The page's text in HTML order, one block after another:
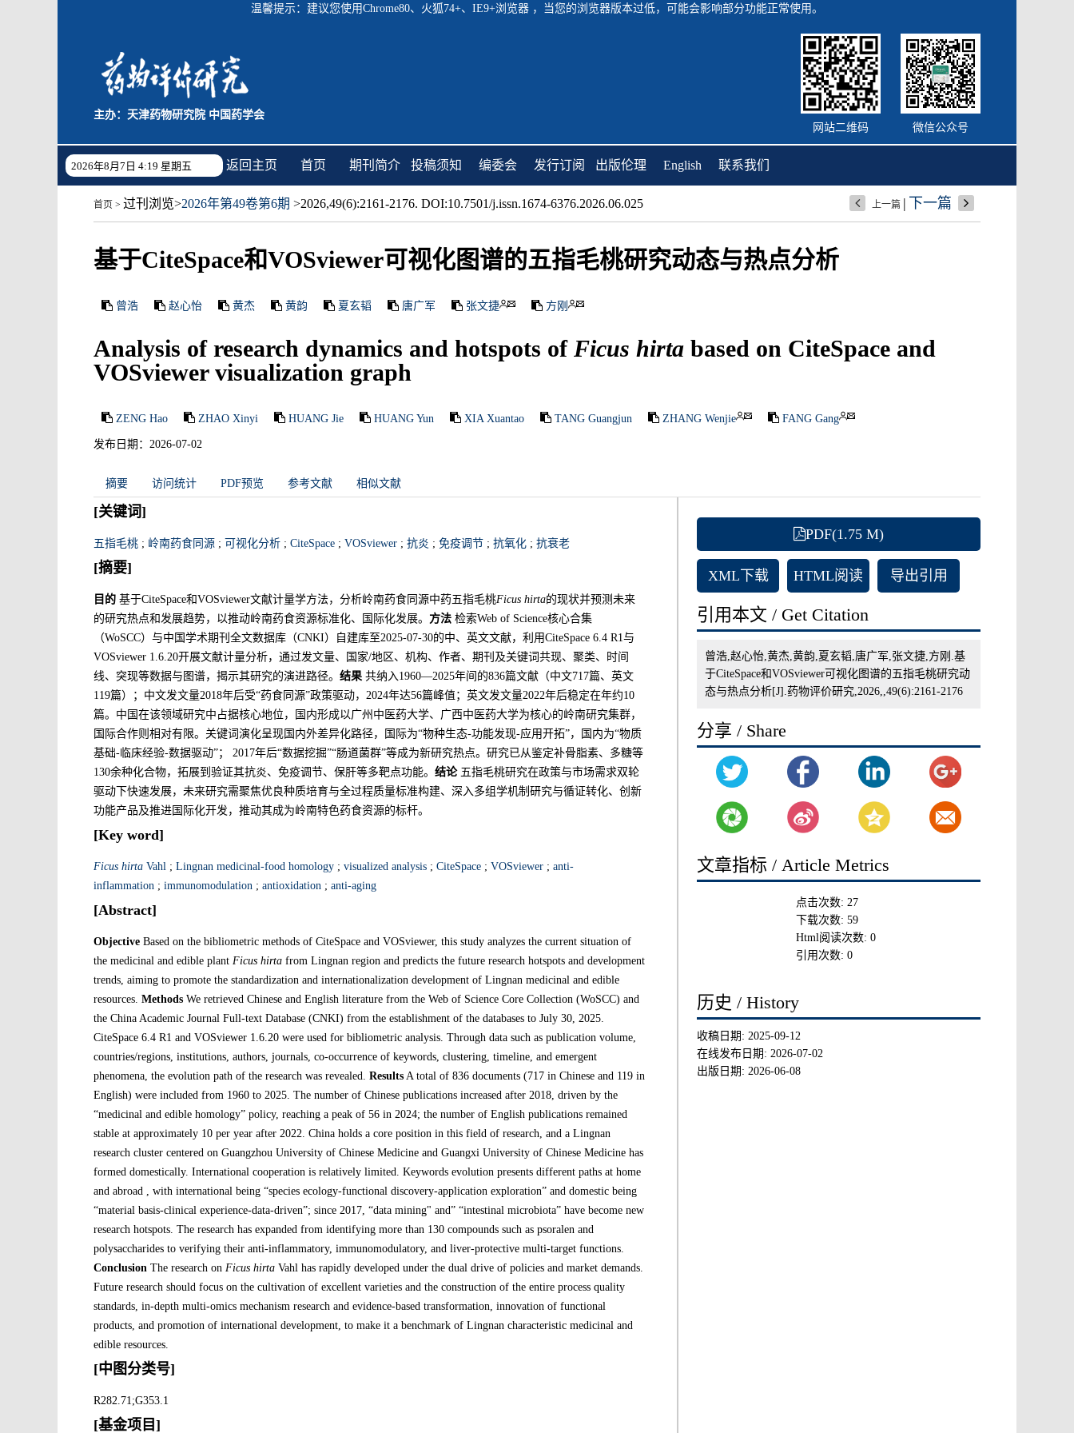
温馨提示：建议您使用Chrome80、火狐74+、IE9+浏览器 ，当您的浏览器版本过低，可能会影响部分功能正常使用。
主办：天津药物研究院 中国药学会
微信公众号
网站二维码
2026年8月7日 4:19 星期五 返回主页 首页 期刊简介 投稿须知 编委会 发行订阅 出版伦理 English 联系我们
首页 > 过刊浏览>2026年第49卷第6期 >2026,49(6):2161-2176. DOI:10.7501/j.issn.1674-6376.2026.06.025 上一篇 | 下一篇
基于CiteSpace和VOSviewer可视化图谱的五指毛桃研究动态与热点分析
曾浩 赵心怡 黄杰 黄韵 夏玄韬 唐广军 张文捷 方刚
Analysis of research dynamics and hotspots of Ficus hirta based on CiteSpace and
VOSviewer visualization graph
ZENG Hao ZHAO Xinyi HUANG Jie HUANG Yun XIA Xuantao TANG Guangjun ZHANG Wenjie FANG Gang
发布日期：2026-07-02
摘要 访问统计 PDF预览 参考文献 相似文献
[关键词]
五指毛桃 ; 岭南药食同源 ; 可视化分析 ; CiteSpace ; VOSviewer ; 抗炎 ; 免疫调节 ; 抗氧化 ; 抗衰老
[摘要]
目的 基于CiteSpace和VOSviewer文献计量学方法，分析岭南药食同源中药五指毛桃Ficus hirta的现状并预测未来
的研究热点和发展趋势，以推动岭南药食资源标准化、国际化发展。 方法 检索Web of Science核心合集
（WoSCC）与中国学术期刊全文数据库（CNKI）自建库至2025-07-30的中、英文文献，利用CiteSpace 6.4 R1与
VOSviewer 1.6.20开展文献计量分析，通过发文量、国家/地区、机构、作者、期刊及关键词共现、聚类、时间
线、突现等数据与图谱，揭示其研究的演进路径。 结果 共纳入1960—2025年间的836篇文献（中文717篇、英文
119篇）；中文发文量2018年后受“药食同源”政策驱动，2024年达56篇峰值；英文发文量2022年后稳定在年约10
篇。中国在该领域研究中占据核心地位，国内形成以广州中医药大学、广西中医药大学为核心的岭南研究集群，
国际合作则相对有限。关键词演化呈现国内外差异化路径，国际为“物种生态-功能发现-应用开拓”，国内为“物质
基础-临床经验-数据驱动”； 2017年后“数据挖掘”“肠道菌群”等成为新研究热点。研究已从鉴定补骨脂素、多糖等
130余种化合物，拓展到验证其抗炎、免疫调节、保肝等多靶点功能。 结论五指毛桃研究在政策与市场需求双轮
驱动下快速发展，未来研究需聚焦优良种质培育与全过程质量标准构建、深入多组学机制研究与循证转化、创新
功能产品及推进国际化开发，推动其成为岭南特色药食资源的标杆。
[Key word]
Ficus hirta Vahl ; Lingnan medicinal-food homology ; visualized analysis ; CiteSpace ; VOSviewer ; anti-
inflammation ; immunomodulation ; antioxidation ; anti-aging
[Abstract]
Objective Based on the bibliometric methods of CiteSpace and VOSviewer, this study analyzes the current situation of
the medicinal and edible plant Ficus hirta from Lingnan region and predicts the future research hotspots and development
trends, aiming to promote the standardization and internationalization development of Lingnan medicinal and edible
resources. Methods We retrieved Chinese and English literature from the Web of Science Core Collection (WoSCC) and
the China Academic Journal Full-text Database (CNKI) from the establishment of the databases to July 30, 2025.
CiteSpace 6.4 R1 and VOSviewer 1.6.20 were used for bibliometric analysis. Through data such as publication volume,
countries/regions, institutions, authors, journals, co-occurrence of keywords, clustering, timeline, and emergent
phenomena, the evolution path of the research was revealed. Results A total of 836 documents (717 in Chinese and 119 in
English) were included from 1960 to 2025. The number of Chinese publications increased after 2018, driven by the
“medicinal and edible homology” policy, reaching a peak of 56 in 2024; the number of English publications remained
stable at approximately 10 per year after 2022. China holds a core position in this field of research, and a Lingnan
research cluster centered on Guangzhou University of Chinese Medicine and Guangxi University of Chinese Medicine has
formed domestically. International cooperation is relatively limited. Keywords evolution presents different paths at home
and abroad , with international being “species ecology-functional discovery-application exploration” and domestic being
“material basis-clinical experience-data-driven”; since 2017, “data mining" and” “intestinal microbiota” have become new
research hotspots. The research has expanded from identifying more than 130 compounds such as psoralen and
polysaccharides to verifying their anti-inflammatory, immunomodulatory, and liver-protective multi-target functions.
Conclusion The research on Ficus hirta Vahl has rapidly developed under the dual drive of policies and market demands.
Future research should focus on the cultivation of excellent varieties and the construction of the entire process quality
standards, in-depth multi-omics mechanism research and evidence-based transformation, innovation of functional
products, and promotion of international development, to make it a benchmark of Lingnan characteristic medicinal and
edible resources.
[中图分类号]
R282.71;G353.1
[基金项目]
PDF(1.75 M)
XML下载 HTML阅读 导出引用
引用本文 / Get Citation
曾浩,赵心怡,黄杰,黄韵,夏玄韬,唐广军,张文捷,方刚.基
于CiteSpace和VOSviewer可视化图谱的五指毛桃研究动
态与热点分析[J].药物评价研究,2026,,49(6):2161-2176
分享 / Share
文章指标 / Article Metrics
点击次数:27
下载次数:59
Html阅读次数:0
引用次数:0
历史 / History
收稿日期: 2025-09-12
在线发布日期: 2026-07-02
出版日期: 2026-06-08